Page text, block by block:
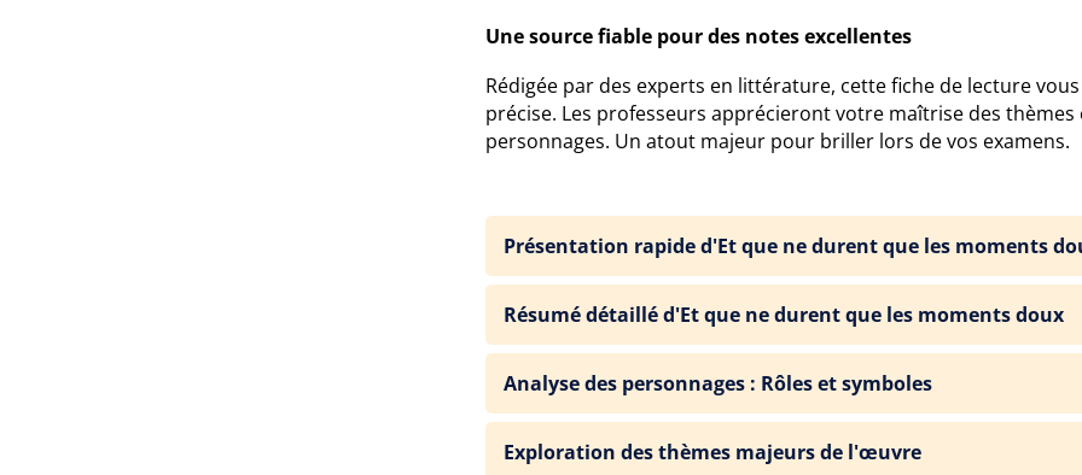
Une source fiable pour des notes excellentes
Rédigée par des experts en littérature, cette fiche de lecture
précise. Les professeurs apprécieront votre maîtrise des
personnages. Un atout majeur pour briller lors de vos examens.
Présentation rapide d'Et que ne durent que les moments
Résumé détaillé d'Et que ne durent que les moments doux
Analyse des personnages : Rôles et symboles
Exploration des thèmes majeurs de l'œuvre